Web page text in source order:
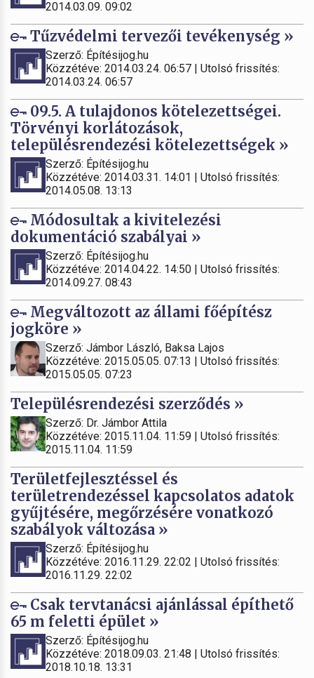
2014.03.09. 09:02
Tűzvédelmi tervezői tevékenység »
Szerző: Építésijog.hu
Közzétéve: 2014.03.24. 06:57 | Utolsó frissítés:
2014.03.24. 06:57
09.5. A tulajdonos kötelezettségei.
Törvényi korlátozások,
településrendezési kötelezettségek »
Szerző: Építésijog.hu
Közzétéve: 2014.03.31. 14:01 | Utolsó frissítés:
2014.05.08. 13:13
Módosultak a kivitelezési
dokumentáció szabályai »
Szerző: Építésijog.hu
Közzétéve: 2014.04.22. 14:50 | Utolsó frissítés:
2014.09.27. 08:43
Megváltozott az állami főépítész
jogköre »
Szerző: Jámbor László, Baksa Lajos
Közzétéve: 2015.05.05. 07:13 | Utolsó frissítés:
2015.05.05. 07:23
Településrendezési szerződés »
Szerző: Dr. Jámbor Attila
Közzétéve: 2015.11.04. 11:59 | Utolsó frissítés:
2015.11.04. 11:59
Területfejlesztéssel és
területrendezéssel kapcsolatos adatok
gyűjtésére, megőrzésére vonatkozó
szabályok változása »
Szerző: Építésijog.hu
Közzétéve: 2016.11.29. 22:02 | Utolsó frissítés:
2016.11.29. 22:02
Csak tervtanácsi ajánlással építhető
65 m feletti épület »
Szerző: Építésijog.hu
Közzétéve: 2018.09.03. 21:48 | Utolsó frissítés:
2018.10.18. 13:31